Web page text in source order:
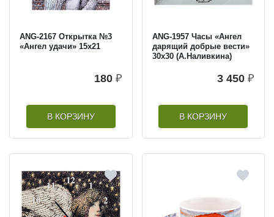
ANG-2167 Открытка №3
«Ангел удачи» 15х21
180 ₽
В КОРЗИНУ
ANG-1957 Часы «Ангел
дарящий добрые вести»
30х30 (А.Наливкина)
3 450 ₽
В КОРЗИНУ